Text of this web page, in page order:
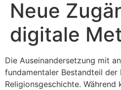
Neue
digitale
Die Auseinandersetzung mit
fundamentaler Bestandteil der
Religionsgeschichte.